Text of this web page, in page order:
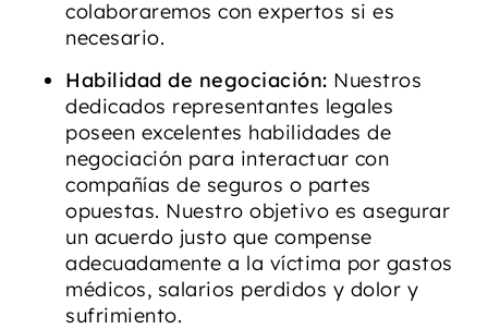
colaboraremos con expertos si es
necesario.
Habilidad de negociación: Nuestros
dedicados representantes legales
poseen excelentes habilidades de
negociación para interactuar con
compañías de seguros o partes
opuestas. Nuestro objetivo es asegurar
un acuerdo justo que compense
adecuadamente a la víctima por gastos
médicos, salarios perdidos y dolor y
sufrimiento.